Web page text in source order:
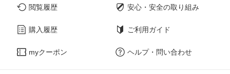
閲覧履歴
購入履歴
myクーポン
安心・安全の取り組み
ご利用ガイド
ヘルプ・問い合わせ